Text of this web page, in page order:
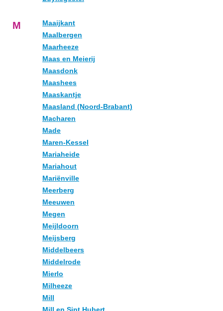
M
Maaijkant
Maalbergen
Maarheeze
Maas en Meierij
Maasdonk
Maashees
Maaskantje
Maasland (Noord-Brabant)
Macharen
Made
Maren-Kessel
Mariaheide
Mariahout
Mariënville
Meerberg
Meeuwen
Megen
Meijldoorn
Meijsberg
Middelbeers
Middelrode
Mierlo
Milheeze
Mill